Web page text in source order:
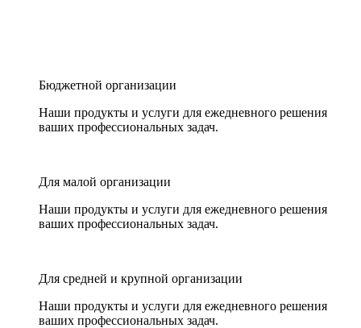
Бюджетной организации
Наши продукты и услуги для ежедневного решения
ваших профессиональных задач.
Для малой организации
Наши продукты и услуги для ежедневного решения
ваших профессиональных задач.
Для средней и крупной организации
Наши продукты и услуги для ежедневного решения
ваших профессиональных задач.